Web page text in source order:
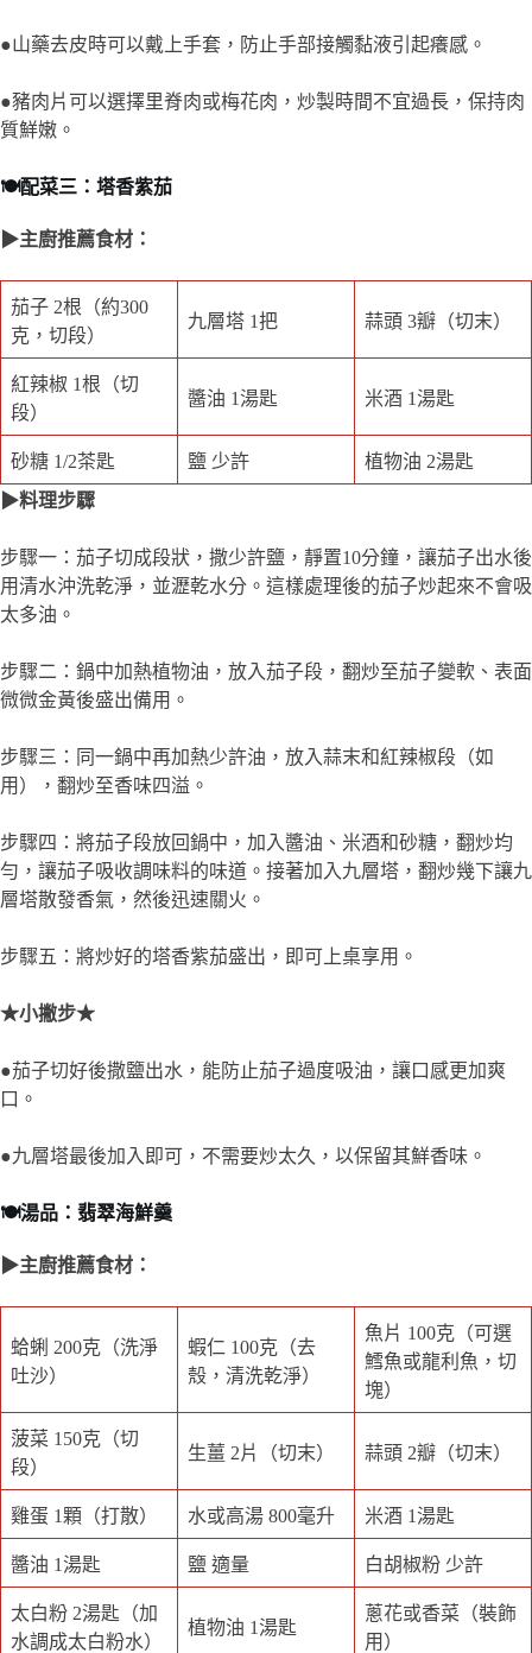
●山藥去皮時可以戴上手套，防止手部接觸黏液引起癢感。
●豬肉片可以選擇里脊肉或梅花肉，炒製時間不宜過長，保持肉
質鮮嫩。
🍽️配菜三：塔香紫茄
▶主廚推薦食材：
茄子 2根（約300
克，切段）
九層塔 1把 蒜頭 3瓣（切末）
紅辣椒 1根（切
段）
醬油 1湯匙 米酒 1湯匙
砂糖 1/2茶匙 鹽 少許
植物油 2湯匙
▶料理步驟
步驟一：茄子切成段狀，撒少許鹽，靜置10分鐘，讓茄子出水後
用清水沖洗乾淨，並瀝乾水分。這樣處理後的茄子炒起來不會吸
太多油。
步驟二：鍋中加熱植物油，放入茄子段，翻炒至茄子變軟、表面
微微金黃後盛出備用。
步驟三：同一鍋中再加熱少許油，放入蒜末和紅辣椒段（如
用），翻炒至香味四溢。
步驟四：將茄子段放回鍋中，加入醬油、米酒和砂糖，翻炒均
勻，讓茄子吸收調味料的味道。接著加入九層塔，翻炒幾下讓九
層塔散發香氣，然後迅速關火。
步驟五：將炒好的塔香紫茄盛出，即可上桌享用。
★小撇步★
●茄子切好後撒鹽出水，能防止茄子過度吸油，讓口感更加爽
口。
●九層塔最後加入即可，不需要炒太久，以保留其鮮香味。
🍽️湯品：翡翠海鮮羹
▶主廚推薦食材：
蛤蜊 200克（洗淨
吐沙）
蝦仁 100克（去
殼，清洗乾淨）
魚片 100克（可選
鱈魚或龍利魚，切
塊）
菠菜 150克（切
段）
生薑 2片（切末） 蒜頭 2瓣（切末）
雞蛋 1顆（打散） 水或高湯 800毫升 米酒 1湯匙
醬油 1湯匙 鹽 適量 白胡椒粉 少許
太白粉 2湯匙（加
水調成太白粉水）
植物油 1湯匙
蔥花或香菜（裝飾
用）